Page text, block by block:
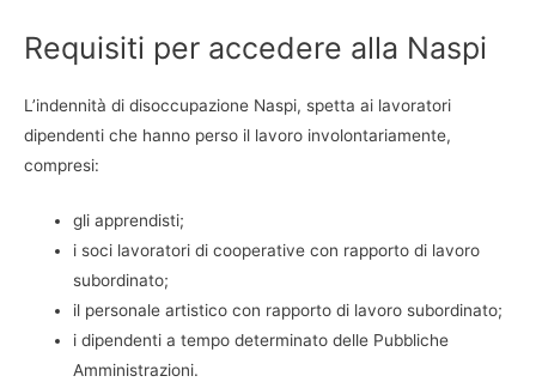
Requisiti per accedere alla Naspi
L’indennità di disoccupazione Naspi, spetta ai lavoratori
dipendenti che hanno perso il lavoro involontariamente,
compresi:
gli apprendisti;
i soci lavoratori di cooperative con rapporto di lavoro
subordinato;
il personale artistico con rapporto di lavoro subordinato;
i dipendenti a tempo determinato delle Pubbliche
Amministrazioni.